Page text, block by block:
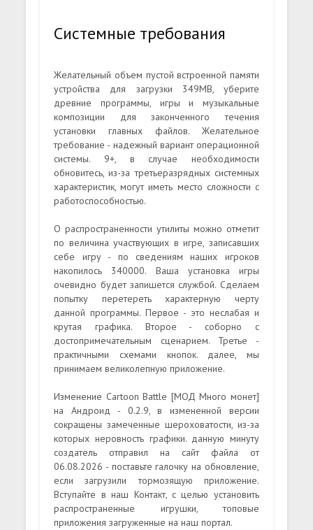
Системные требования
Желательный объем пустой встроенной памяти
устройства для загрузки 349MB, уберите
древние программы, игры и музыкальные
композиции для законченного течения
установки главных файлов. Желательное
требование - надежный вариант операционной
системы. 9+, в случае необходимости
обновитесь, из-за третьеразрядных системных
характеристик, могут иметь место сложности с
работоспособностью.
О распространенности утилиты можно отметит
по величина участвующих в игре, записавших
себе игру - по сведениям наших игроков
накопилось 340000. Ваша установка игры
очевидно будет запишется службой. Сделаем
попытку перетереть характерную черту
данной программы. Первое - это неслабая и
крутая графика. Второе - соборно с
достопримечательным сценарием. Третье -
практичными схемами кнопок. далее, мы
принимаем великолепную приложение.
Изменение Cartoon Battle [МОД Много монет]
на Андроид - 0.2.9, в измененной версии
сокращены замеченные шероховатости, из-за
которых неровность графики. данную минуту
создатель отправил на сайт файла от
06.08.2026 - поставьте галочку на обновление,
если загрузили тормозящую приложение.
Вступайте в наш Контакт, с целью установить
распространенные игрушки, топовые
приложения загруженные на наш портал.